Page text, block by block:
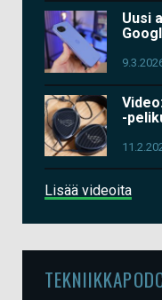
Uusi
-
Lisää videoita